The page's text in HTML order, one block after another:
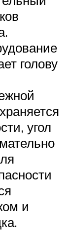
голову
угол
и